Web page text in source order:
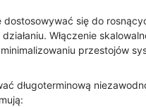
się do
Włączenie
przestojów
długoterminową